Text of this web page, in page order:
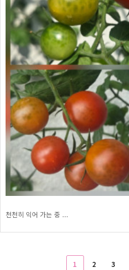
천천히 익어 가는 중 ...
1 2 3